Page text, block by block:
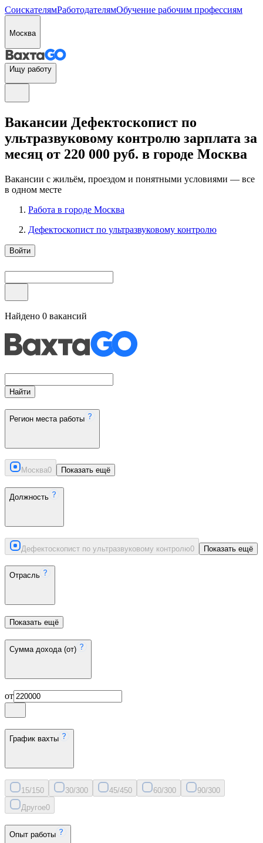
СоискателямРаботодателямОбучение рабочим профессиям
Москва
Ищу работу
Вакансии Дефектоскопист по
ультразвуковому контролю зарплата за
месяц от 220 000 руб. в городе Москва
Вакансии с жильём, проездом и понятными условиями — все
в одном месте
Работа в городе Москва
Дефектоскопист по ультразвуковому контролю
Войти
Найдено 0 вакансий
Найти
Регион места работы
Москва0 Показать ещё
Должность
Дефектоскопист по ультразвуковому контролю0 Показать ещё
Отрасль
Показать ещё
Сумма дохода (от)
от
График вахты
15/150 30/300 45/450 60/300 90/300
Другое0
Опыт работы